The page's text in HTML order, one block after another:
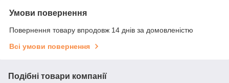
Умови повернення
Повернення товару впродовж 14 днів за домовленістю
Всі умови повернення
Подібні товари компанії